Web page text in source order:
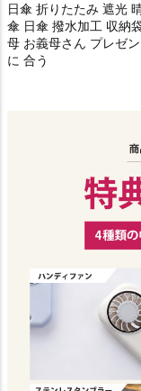
日傘 折りたたみ 遮光
傘 日傘 撥水加工 収納
母 お義母さん プレゼ
に 合う